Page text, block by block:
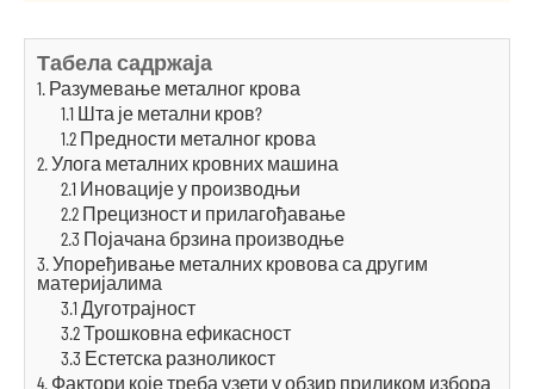
Табела садржаја
1. Разумевање металног крова
1.1 Шта је метални кров?
1.2 Предности металног крова
2. Улога металних кровних машина
2.1 Иновације у производњи
2.2 Прецизност и прилагођавање
2.3 Појачана брзина производње
3. Упоређивање металних кровова са другим
материјалима
3.1 Дуготрајност
3.2 Трошковна ефикасност
3.3 Естетска разноликост
4. Фактори које треба узети у обзир приликом избора